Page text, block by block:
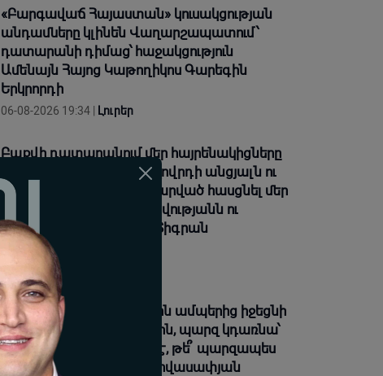
«Բարգավաճ Հայաստան» կուսակցության
անդամները կլինեն Վաղարշապատում՝
դատարանի դիմաց՝ հաջակցություն
Ամենայն Հայոց Կաթողիկոս Գարեգին
Երկրորդի
06-08-2026 19:34 | Լուրեր
Բաքվի դատարանում մեր հայրենակիցները
պաշտպանել են հայ ժողովրդի անցյալն ու
ներկան, թույլ չեն տվել հարված հասցնել մեր
ազգային արժանապատվությանն ու
համազգային շահերին. Տիգրան
Աբրահամյան
06-08-2026 19:28 |
«Հենց Ռուբինյանը ոտքերն ամպերից իջեցնի
ու բախվի ռեալ պոլիտիկին, պարզ կդառնա՝
նա սկզբունքների՞ մարդ է, թե՞ պարզապես
լավ դերասան». Արմեն Հովասափյան